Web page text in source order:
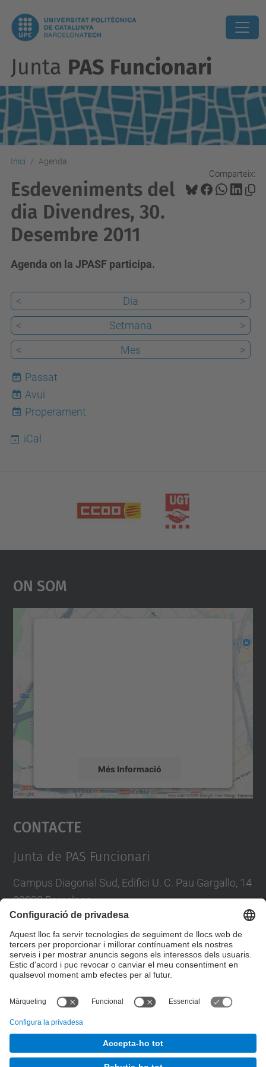
Junta PAS Funcionari
Inici Agenda
Comparteix:
Esdeveniments del
dia Divendres, 30.
Desembre 2011
Agenda on la JPASF participa.
< Dia
>
<
Setmana
>
<
Mes >
Passat
8
Avui
Properament
iCal
On Som
Més Informació
Accepta
powered by
Contacte
Junta de PAS Funcionari
Campus Diagonal Sud, Edifici U. C. Pau Gargallo, 14
08028 Barcelona
E-mail :junta.pasf@upc.edu
Formulari de contacte
Junta PAS Funcionari